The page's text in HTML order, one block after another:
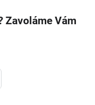
Zavoláme Vám